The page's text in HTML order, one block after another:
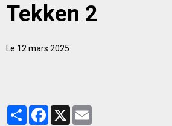
Tekken 2
Le 12 mars 2025
PartagerFacebook
X